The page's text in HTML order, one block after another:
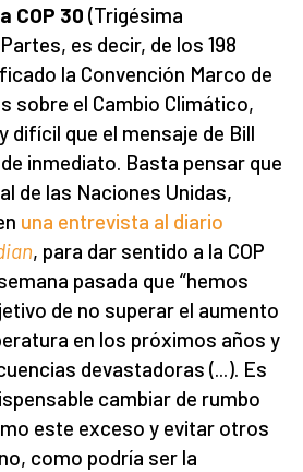
COP 30 (Trigésima
es decir, de los 198
la Convención Marco de
sobre el Cambio Climático,
difícil que el mensaje de Bill
inmediato. Basta pensar que
de las Naciones Unidas,
una entrevista al diario
, para dar sentido a la COP
pasada que “hemos
de no superar el aumento
en los próximos años y
devastadoras (...). Es
cambiar de rumbo
este exceso y evitar otros
como podría ser la